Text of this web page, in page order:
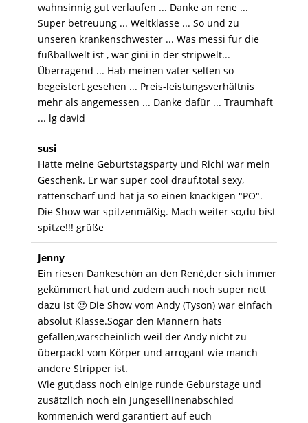
wahnsinnig gut verlaufen ... Danke an rene ...
Super betreuung ... Weltklasse ... So und zu
unseren krankenschwester ... Was messi für die
fußballwelt ist , war gini in der stripwelt...
Überragend ... Hab meinen vater selten so
begeistert gesehen ... Preis-leistungsverhältnis
mehr als angemessen ... Danke dafür ... Traumhaft
... lg david
susi
Hatte meine Geburtstagsparty und Richi war mein
Geschenk. Er war super cool drauf,total sexy,
rattenscharf und hat ja so einen knackigen "PO".
Die Show war spitzenmäßig. Mach weiter so,du bist
spitze!!! grüße
Jenny
Ein riesen Dankeschön an den René,der sich immer
gekümmert hat und zudem auch noch super nett
dazu ist 🙂 Die Show vom Andy (Tyson) war einfach
absolut Klasse.Sogar den Männern hats
gefallen,warscheinlich weil der Andy nicht zu
überpackt vom Körper und arrogant wie manch
andere Stripper ist.
Wie gut,dass noch einige runde Geburstage und
zusätzlich noch ein Jungesellinenabschied
kommen,ich werd garantiert auf euch